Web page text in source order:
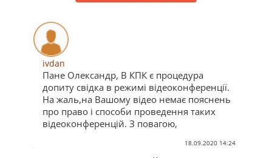
ivdan
Пане Олександр, В КПК є процедура
допиту свідка в режимі відеоконференції.
На жаль,на Вашому відео немає пояснень
про право і способи проведення таких
відеоконференцій. З повагою,
18.09.2020 14:24